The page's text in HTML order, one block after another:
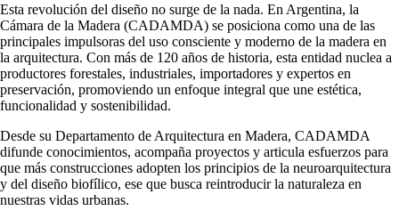
Esta revolución del diseño no surge de la nada. En Argentina, la
Cámara de la Madera (CADAMDA) se posiciona como una de las
principales impulsoras del uso consciente y moderno de la madera en
la arquitectura. Con más de 120 años de historia, esta entidad nuclea a
productores forestales, industriales, importadores y expertos en
preservación, promoviendo un enfoque integral que une estética,
funcionalidad y sostenibilidad.
Desde su Departamento de Arquitectura en Madera, CADAMDA
difunde conocimientos, acompaña proyectos y articula esfuerzos para
que más construcciones adopten los principios de la neuroarquitectura
y del diseño biofílico, ese que busca reintroducir la naturaleza en
nuestras vidas urbanas.